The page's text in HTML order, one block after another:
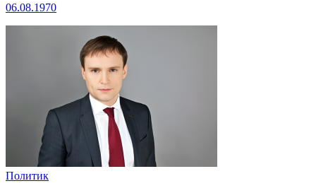
06.08.1970
Политик